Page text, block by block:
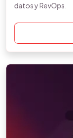
datos y RevOps.